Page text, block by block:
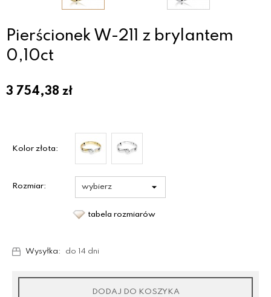
Pierścionek W-211 z brylantem
0,10ct
3 754,38 zł
Kolor złota:
Rozmiar:
tabela rozmiarów
Wysyłka: do 14 dni
DODAJ DO KOSZYKA